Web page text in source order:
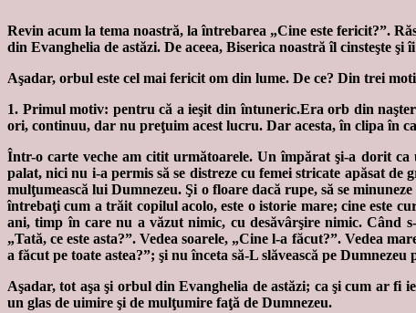
Revin acum la tema noastră, la întrebarea „Cine este fericit?”.
din Evanghelia de astăzi. De aceea, Biserica noastră îl cinsteşte
Aşadar, orbul este cel mai fericit om din lume. De ce? Din trei
1. Primul motiv: pentru că a ieşit din întuneric.Era orb din
ori, continuu, dar nu preţuim acest lucru. Dar acesta, în clipa în
Într-o carte veche am citit următoarele. Un împărat şi-a dorit ca
palat, nici nu i-a permis să se distreze cu femei stricate apăsat
mulţumească lui Dumnezeu. Şi o floare dacă rupe, să se
întrebaţi cum a trăit copilul acolo, este o istorie mare; cine este
ani, timp în care nu a văzut nimic, cu desăvârşire nimic. Când
„Tată, ce este asta?”. Vedea soarele, „Cine l-a făcut?”. Vedea
a făcut pe toate astea?”; şi nu înceta să-L slăvească pe Dumnezeu
Aşadar, tot aşa şi orbul din Evanghelia de astăzi; ca şi cum ar fi
un glas de uimire şi de mulţumire faţă de Dumnezeu.